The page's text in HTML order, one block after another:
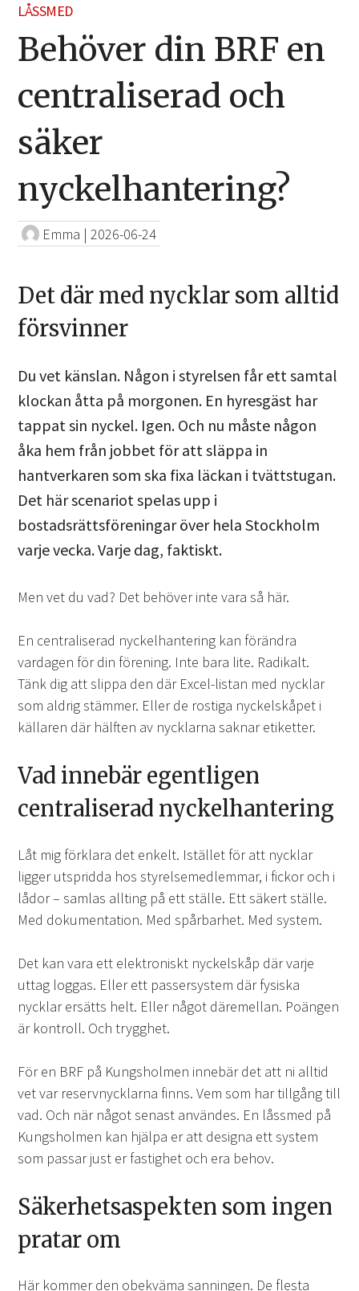
LÅSSMED
Behöver din BRF en
centraliserad och
säker
nyckelhantering?
Emma |2026-06-24
Det där med nycklar som alltid
försvinner
Du vet känslan. Någon i styrelsen får ett samtal
klockan åtta på morgonen. En hyresgäst har
tappat sin nyckel. Igen. Och nu måste någon
åka hem från jobbet för att släppa in
hantverkaren som ska fixa läckan i tvättstugan.
Det här scenariot spelas upp i
bostadsrättsföreningar över hela Stockholm
varje vecka. Varje dag, faktiskt.
Men vet du vad? Det behöver inte vara så här.
En centraliserad nyckelhantering kan förändra
vardagen för din förening. Inte bara lite. Radikalt.
Tänk dig att slippa den där Excel-listan med nycklar
som aldrig stämmer. Eller de rostiga nyckelskåpet i
källaren där hälften av nycklarna saknar etiketter.
Vad innebär egentligen
centraliserad nyckelhantering
Låt mig förklara det enkelt. Istället för att nycklar
ligger utspridda hos styrelsemedlemmar, i fickor och i
lådor – samlas allting på ett ställe. Ett säkert ställe.
Med dokumentation. Med spårbarhet. Med system.
Det kan vara ett elektroniskt nyckelskåp där varje
uttag loggas. Eller ett passersystem där fysiska
nycklar ersätts helt. Eller något däremellan. Poängen
är kontroll. Och trygghet.
För en BRF på Kungsholmen innebär det att ni alltid
vet var reservnycklarna finns. Vem som har tillgång till
vad. Och när något senast användes. En låssmed på
Kungsholmen kan hjälpa er att designa ett system
som passar just er fastighet och era behov.
Säkerhetsaspekten som ingen
pratar om
Här kommer den obekväma sanningen. De flesta